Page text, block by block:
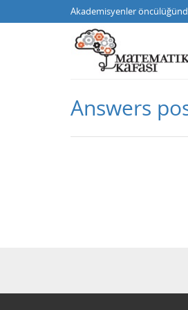
Akademisyenler
Answers